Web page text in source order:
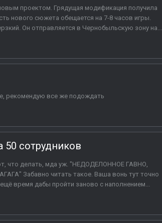
проектом. Грядущая модификация получила
нового сюжета обещается на 7-8 часов игры.
Он отправляется в Чернобыльскую зону на...
рекомендую все же подождать
50 сотрудников
что делать, мда уж. "НЕДОДЕЛОННОЕ ГАВНО,
Забавно читать такое. Ваша вонь тут точно
время дабы пройти заново с наполнением...